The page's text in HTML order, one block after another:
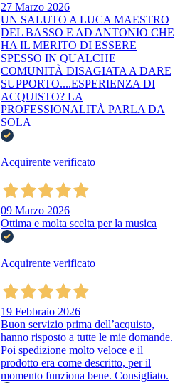
27 Marzo 2026
UN SALUTO A LUCA MAESTRO
DEL BASSO E AD ANTONIO CHE
HA IL MERITO DI ESSERE
SPESSO IN QUALCHE
COMUNITÀ DISAGIATA A DARE
SUPPORTO....ESPERIENZA DI
ACQUISTO? LA
PROFESSIONALITÀ PARLA DA
SOLA
Acquirente verificato
09 Marzo 2026
Ottima e molta scelta per la musica
Acquirente verificato
19 Febbraio 2026
Buon servizio prima dell’acquisto,
hanno risposto a tutte le mie domande.
Poi spedizione molto veloce e il
prodotto era come descritto, per il
momento funziona bene. Consigliato.